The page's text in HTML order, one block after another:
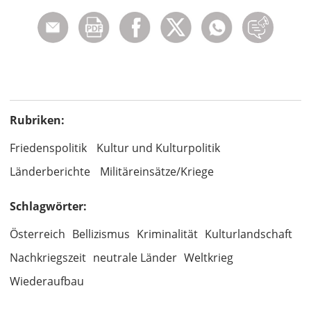
Rubriken:
Friedenspolitik
Kultur und Kulturpolitik
Länderberichte
Militäreinsätze/Kriege
Schlagwörter:
Österreich Bellizismus Kriminalität Kulturlandschaft
Nachkriegszeit neutrale Länder Weltkrieg
Wiederaufbau